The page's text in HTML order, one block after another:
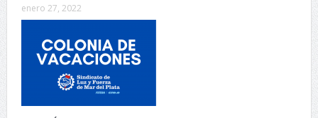
enero 27, 2022